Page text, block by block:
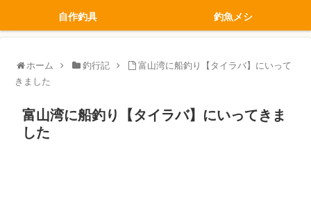
自作釣具 釣魚メシ
ホーム 釣行記
富山湾に船釣り【タイラバ】にいって
きました
富山湾に船釣り【タイラバ】にいってきま
した